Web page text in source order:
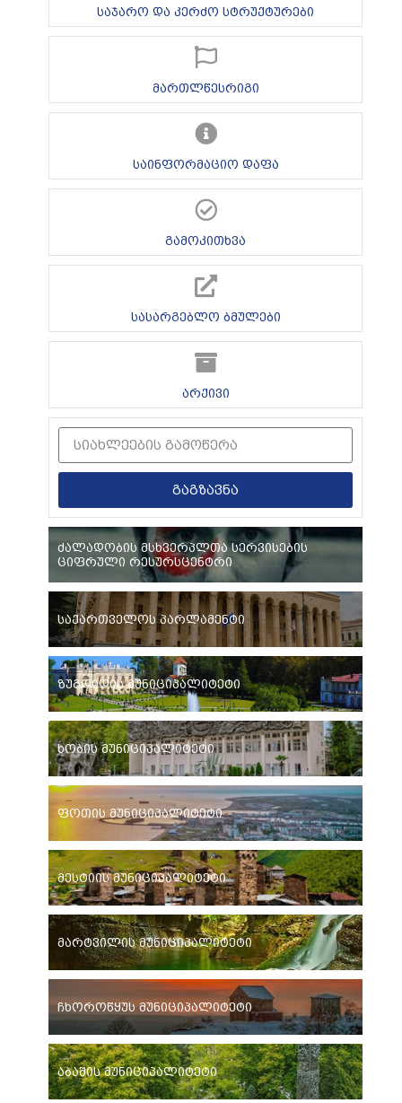
საჯარო და კერძო სტრუქტურები
მართლწესრიგი
საინფორმაციო დაფა
გამოკითხვა
სასარგებლო ბმულები
არქივი
გაგზავნა
ძალადობის მსხვერპლთა სერვისების
ციფრული რესურსცენტრი
საქართველოს პარლამენტი
ზუგდიდის მუნიციპალიტეტი
ხობის მუნიციპალიტეტი
ფოთის მუნიციპალიტეტი
მესტიის მუნიციპალიტეტი
მარტვილის მუნიციპალიტეტი
ჩხოროწყუს მუნიციპალიტეტი
აბაშის მუნიციპალიტეტი